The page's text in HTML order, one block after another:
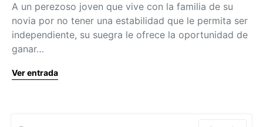
A un perezoso joven que vive con la familia de su
novia por no tener una estabilidad que le permita ser
independiente, su suegra le ofrece la oportunidad de
ganar…
Ver entrada